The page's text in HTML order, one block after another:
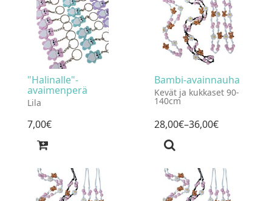
"Halinalle"-
avaimenperä
Lila
7,00€
Bambi-avainnauha
Kevät ja kukkaset 90-
140cm
28,00€–36,00€